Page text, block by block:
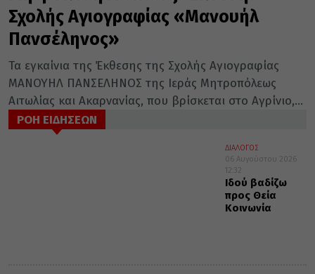
Σχολής Αγιογραφίας «Μανουήλ
Πανσέληνος»
Τα εγκαίνια της Έκθεσης της Σχολής Αγιογραφίας
ΜΑΝΟΥΗΛ ΠΑΝΣΕΛΗΝΟΣ της Ιεράς Μητροπόλεως
Αιτωλίας και Ακαρνανίας, που βρίσκεται στο Αγρίνιο,...
ΡΟΗ ΕΙΔΗΣΕΩΝ
ΔΙΑΛΟΓΟΣ
06 Αυγούστου 2026
12:32
Ιδού βαδίζω
προς Θεία
Κοινωνία